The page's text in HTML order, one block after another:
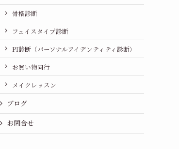
骨格診断
フェイスタイプ診断
PI診断（パーソナルアイデンティティ診断）
お買い物同行
メイクレッスン
ブログ
お問合せ